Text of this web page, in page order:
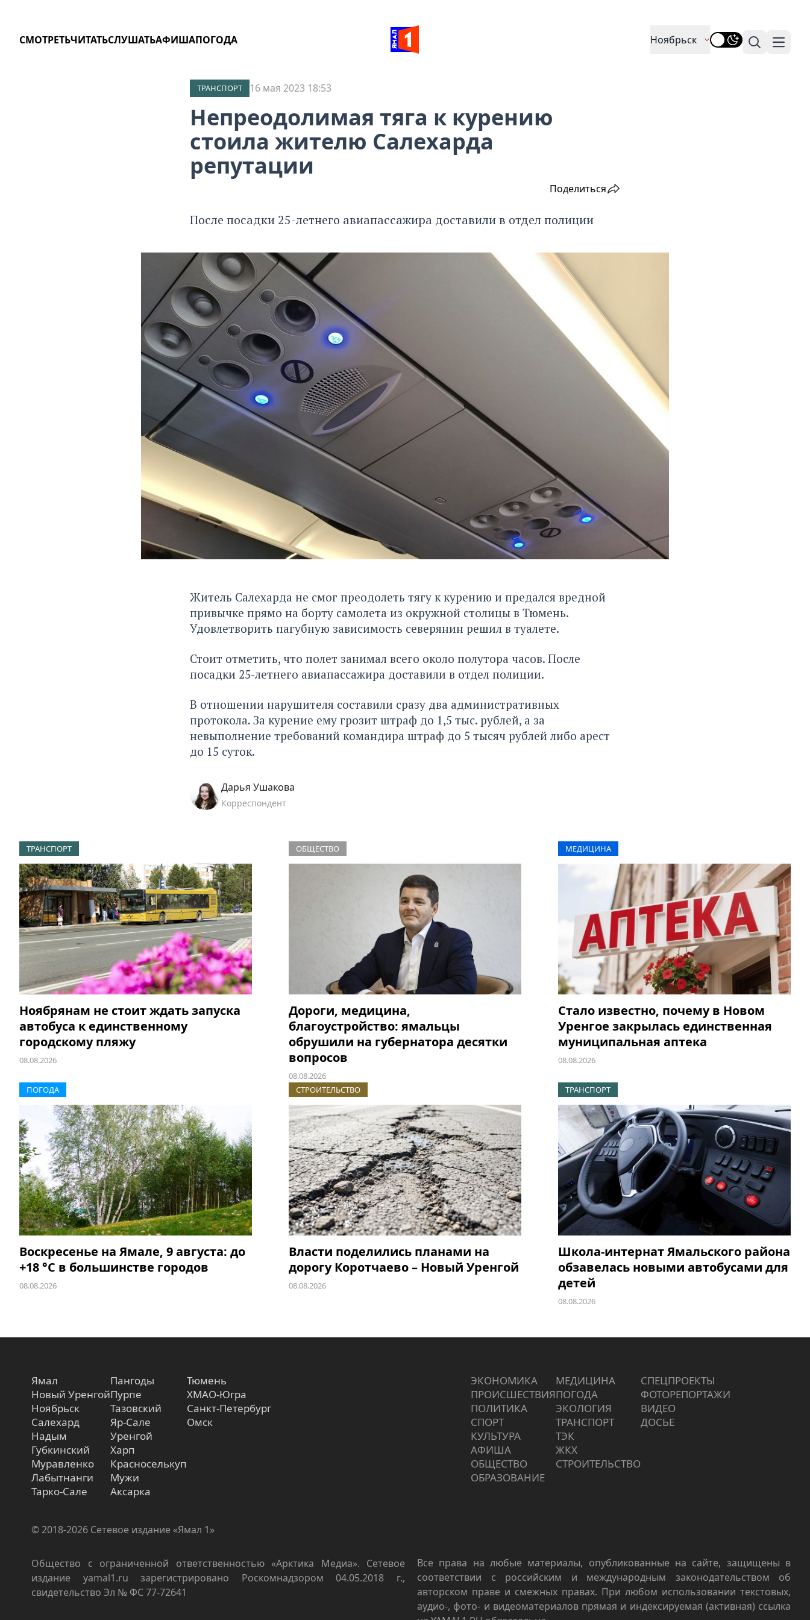
СМОТРЕТЬЧИТАТЬСЛУШАТЬАФИШАПОГОДА Ноябрьск
Поиск
ТРАНСПОРТ 16 мая 2023 18:53
Непреодолимая тяга к курению
стоила жителю Салехарда
репутации
Поделиться
После посадки 25-летнего авиапассажира доставили в отдел полиции
Житель Салехарда не смог преодолеть тягу к курению и предался вредной
привычке прямо на борту самолета из окружной столицы в Тюмень.
Удовлетворить пагубную зависимость северянин решил в туалете.
Стоит отметить, что полет занимал всего около полутора часов. После
посадки 25-летнего авиапассажира доставили в отдел полиции.
В отношении нарушителя составили сразу два административных
протокола. За курение ему грозит штраф до 1,5 тыс. рублей, а за
невыполнение требований командира штраф до 5 тысяч рублей либо арест
до 15 суток.
Дарья Ушакова
Корреспондент
ТРАНСПОРТ
Ноябрянам не стоит ждать запуска
автобуса к единственному
городскому пляжу
08.08.2026
ОБЩЕСТВО
Дороги, медицина,
благоустройство: ямальцы
обрушили на губернатора десятки
вопросов
08.08.2026
МЕДИЦИНА
Стало известно, почему в Новом
Уренгое закрылась единственная
муниципальная аптека
08.08.2026
ПОГОДА
Воскресенье на Ямале, 9 августа: до
+18 °C в большинстве городов
08.08.2026
СТРОИТЕЛЬСТВО
Власти поделились планами на
дорогу Коротчаево – Новый Уренгой
08.08.2026
ТРАНСПОРТ
Школа-интернат Ямальского района
обзавелась новыми автобусами для
детей
08.08.2026
Ямал
Новый Уренгой
Ноябрьск
Салехард
Надым
Губкинский
Муравленко
Лабытнанги
Тарко-Сале
Пангоды
Пурпе
Тазовский
Яр-Сале
Уренгой
Харп
Красноселькуп
Мужи
Аксарка
Тюмень
ХМАО-Югра
Санкт-Петербург
Омск
ЭКОНОМИКА
ПРОИCШЕСТВИЯ
ПОЛИТИКА
СПОРТ
КУЛЬТУРА
АФИША
ОБЩЕСТВО
ОБРАЗОВАНИЕ
МЕДИЦИНА
ПОГОДА
ЭКОЛОГИЯ
ТРАНСПОРТ
ТЭК
ЖКХ
СТРОИТЕЛЬСТВО
СПЕЦПРОЕКТЫ
ФОТОРЕПОРТАЖИ
ВИДЕО
ДОСЬЕ
© 2018-2026 Сетевое издание «Ямал 1»
Общество с ограниченной ответственностью «Арктика Медиа». Сетевое
издание yamal1.ru зарегистрировано Роскомнадзором 04.05.2018 г.,
свидетельство Эл № ФС 77-72641
Все права на любые материалы, опубликованные на сайте, защищены в
соответствии с российским и международным законодательством об
авторском праве и смежных правах. При любом использовании текстовых,
аудио-, фото- и видеоматериалов прямая и индексируемая (активная) ссылка